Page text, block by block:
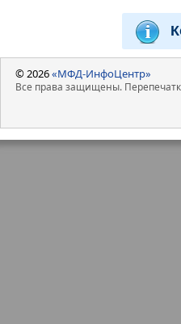
© 2026«МФД-ИнфоЦентр»
Все права защищены.